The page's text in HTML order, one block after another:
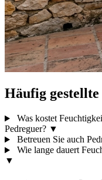
Häufig
Was kostet
Pedreguer? ▼
Betreuen Sie auch
Wie lange dauert
▼